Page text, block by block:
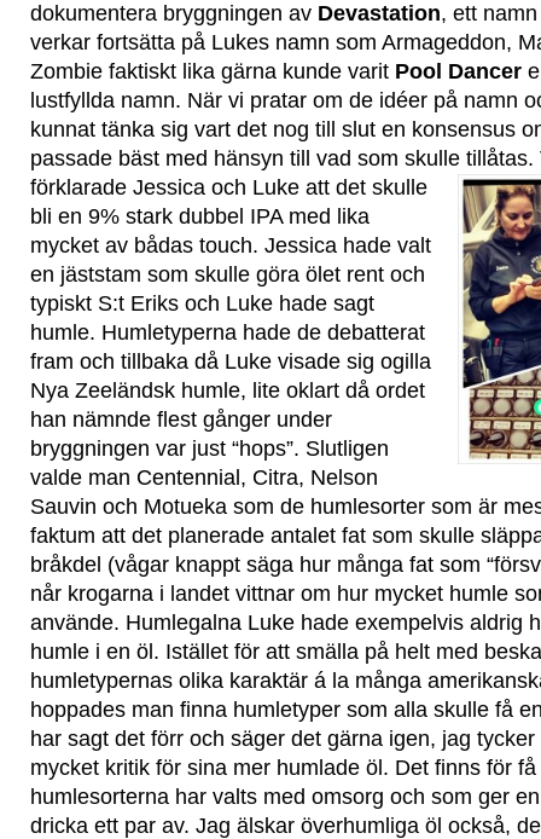
dokumentera bryggningen av Devastation, ett
verkar fortsätta på Lukes namn som Armageddon,
Zombie faktiskt lika gärna kunde varit Pool Dancer
lustfyllda namn. När vi pratar om de idéer på namn
kunnat tänka sig vart det nog till slut en konsensus
passade bäst med hänsyn till vad som skulle
förklarade Jessica och Luke att det skulle
bli en 9% stark dubbel IPA med lika
mycket av bådas touch. Jessica hade valt
en jäststam som skulle göra ölet rent och
typiskt S:t Eriks och Luke hade sagt
humle. Humletyperna hade de debatterat
fram och tillbaka då Luke visade sig ogilla
Nya Zeeländsk humle, lite oklart då ordet
han nämnde flest gånger under
bryggningen var just “hops”. Slutligen
valde man Centennial, Citra, Nelson
Sauvin och Motueka som de humlesorter som är
faktum att det planerade antalet fat som skulle
bråkdel (vågar knappt säga hur många fat som
når krogarna i landet vittnar om hur mycket humle
använde. Humlegalna Luke hade exempelvis aldrig
humle i en öl. Istället för att smälla på helt med
humletypernas olika karaktär á la många
hoppades man finna humletyper som alla skulle få
har sagt det förr och säger det gärna igen, jag
mycket kritik för sina mer humlade öl. Det finns för
humlesorterna har valts med omsorg och som ger
dricka ett par av. Jag älskar överhumliga öl också,